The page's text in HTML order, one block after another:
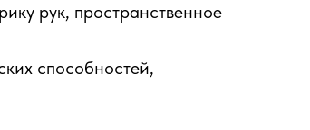
рук, пространственное
способностей,